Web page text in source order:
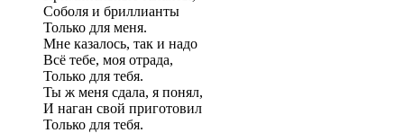
Соболя и бриллианты
Только для меня.
Мне казалось, так и надо
Всё тебе, моя отрада,
Только для тебя.
Ты ж меня сдала, я понял,
И наган свой приготовил
Только для тебя.